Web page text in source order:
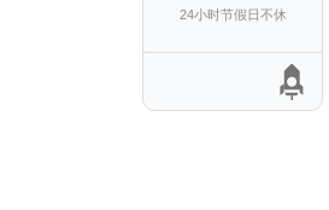
24小时节假日不休